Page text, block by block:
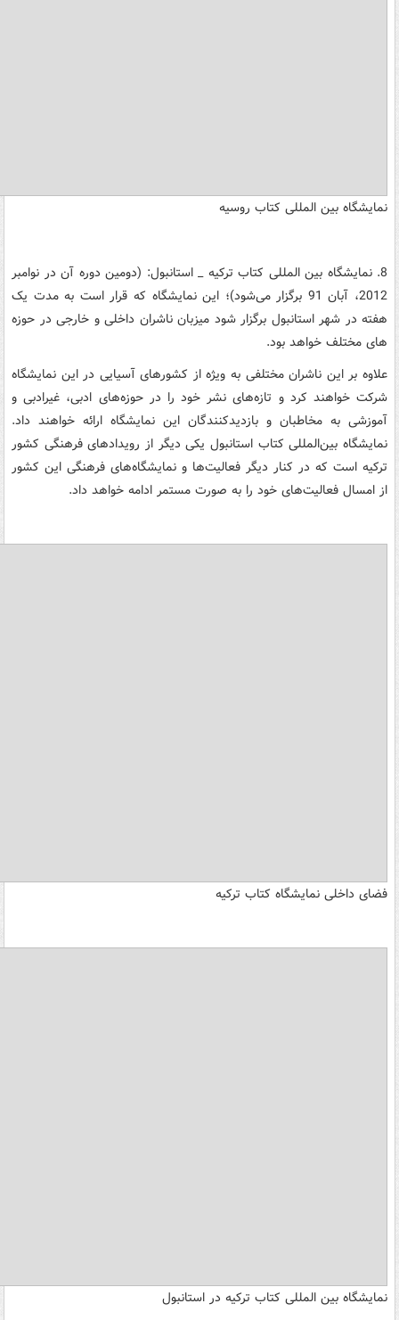
نمایشگاه بین المللی کتاب روسیه
8. نمایشگاه بین المللی کتاب ترکیه _ استانبول: (دومین دوره آن در نوامبر
2012، آبان 91 برگزار می‌شود)؛ این نمایشگاه که قرار است به مدت یک
هفته در شهر استانبول برگزار شود میزبان ناشران داخلی و خارجی در حوزه
های مختلف خواهد بود.
علاوه بر این ناشران مختلفی به ویژه از کشورهای آسیایی در این نمایشگاه
شرکت خواهند کرد و تازه‌های نشر خود را در حوزه‌های ادبی، غیرادبی و
آموزشی به مخاطبان و بازدیدکنندگان این نمایشگاه ارائه خواهند داد.
نمایشگاه بین‌المللی کتاب استانبول یکی دیگر از رویدادهای فرهنگی کشور
ترکیه است که در کنار دیگر فعالیت‌ها و نمایشگاه‌های فرهنگی این کشور
از امسال فعالیت‌های خود را به صورت مستمر ادامه خواهد داد.
فضای داخلی نمایشگاه کتاب ترکیه
نمایشگاه بین المللی کتاب ترکیه در استانبول